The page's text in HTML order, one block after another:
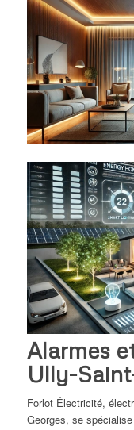
Alarmes
Ully-
Forlot Électricité,
Georges, se